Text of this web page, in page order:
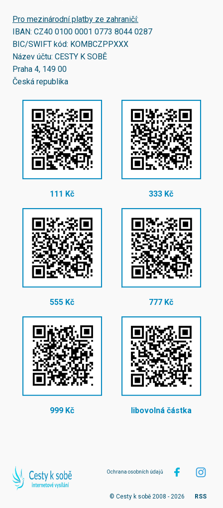
Pro mezinárodní platby ze zahraničí:
IBAN: CZ40 0100 0001 0773 8044 0287
BIC/SWIFT kód: KOMBCZPPXXX
Název účtu: CESTY K SOBĚ
Praha 4, 149 00
Česká republika
111 Kč 333 Kč
555 Kč 777 Kč
999 Kč libovolná částka
Ochrana osobních údajů
© Cesty k sobě 2008 - 2026 RSS